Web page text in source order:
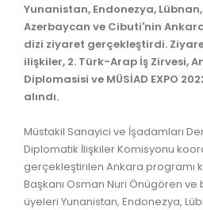
Yunanistan, Endonezya,
Azerbaycan ve Cibuti'nin
dizi ziyaret gerçekleştirdi.
ilişkiler, 2. Türk-Arap İş Zirvesi,
Diplomasisi ve MÜSİAD EXPO
alındı.
Müstakil Sanayici ve İşadamları
Diplomatik İlişkiler Komisyonu
gerçekleştirilen Ankara programı
Başkanı Osman Nuri Önügören
üyeleri Yunanistan, Endonezya,